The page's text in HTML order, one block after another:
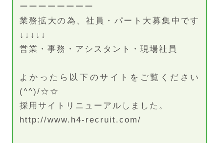
ーーーーーーーー
業務拡大の為、社員・パート大募集中です
↓↓↓↓↓
営業・事務・アシスタント・現場社員
よかったら以下のサイトをご覧ください
(^^)/☆☆
採用サイトリニューアルしました。
http://www.h4-recruit.com/